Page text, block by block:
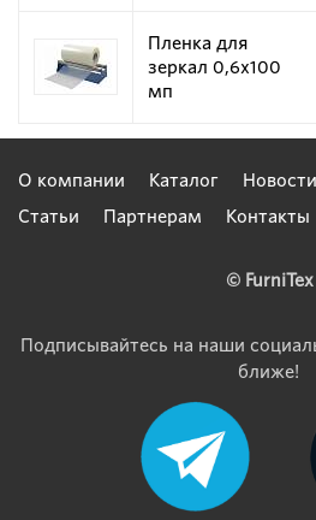
Пленка для
зеркал 0,6х100
мп
О компании Каталог Новости
Статьи
Партнерам Контакты
© FurniTex
Подписывайтесь на наши
ближе!